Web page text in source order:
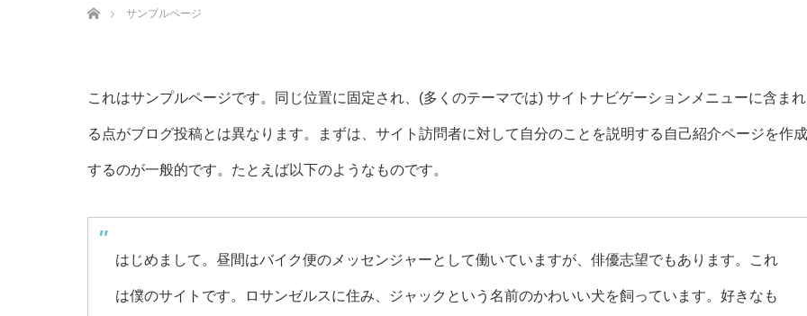
サンプルページ
これはサンプルページです。同じ位置に固定され、(多くのテーマでは) サイトナビゲーションメニューに含まれ
る点がブログ投稿とは異なります。まずは、サイト訪問者に対して自分のことを説明する自己紹介ページを作成
するのが一般的です。たとえば以下のようなものです。
はじめまして。昼間はバイク便のメッセンジャーとして働いていますが、俳優志望でもあります。これ
は僕のサイトです。ロサンゼルスに住み、ジャックという名前のかわいい犬を飼っています。好きなも